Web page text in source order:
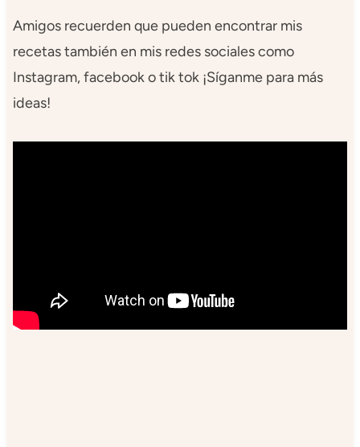
Amigos recuerden que pueden encontrar mis
recetas también en mis redes sociales como
Instagram, facebook o tik tok ¡Síganme para más
ideas!